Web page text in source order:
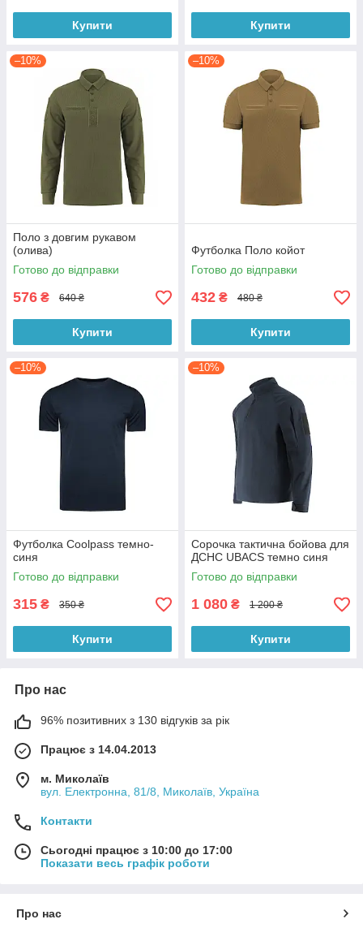
Купити Купити
–10%
Поло з довгим рукавом
(олива)
Готово до відправки
576 ₴ 640 ₴
Купити
–10%
Футболка Поло койот
Готово до відправки
432 ₴ 480 ₴
Купити
–10%
Футболка Coolpass темно-
синя
Готово до відправки
315 ₴ 350 ₴
Купити
–10%
Сорочка тактична бойова для
ДСНС UBACS темно синя
Готово до відправки
1 080 ₴ 1 200 ₴
Купити
Про нас
96% позитивних з 130 відгуків за рік
Працює з 14.04.2013
м. Миколаїв
вул. Електронна, 81/8, Миколаїв, Україна
Контакти
Сьогодні працює з 10:00 до 17:00
Показати весь графік роботи
Про нас